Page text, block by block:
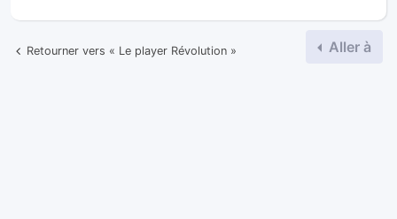
Retourner vers « Le player Révolution » Aller à